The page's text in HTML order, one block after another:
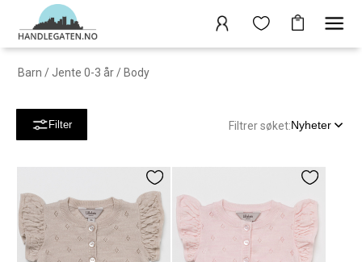
Barn / Jente 0-3 år / Body
Filter Filtrer søket:Nyheter